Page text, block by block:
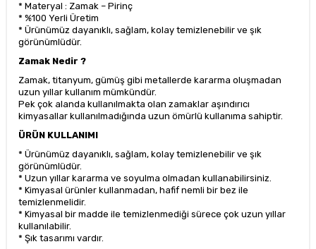
* Materyal : Zamak – Pirinç
* %100 Yerli Üretim
* Ürünümüz dayanıklı, sağlam, kolay temizlenebilir ve şık
görünümlüdür.
Zamak Nedir ?
Zamak, titanyum, gümüş gibi metallerde kararma oluşmadan
uzun yıllar kullanım mümkündür.
Pek çok alanda kullanılmakta olan zamaklar aşındırıcı
kimyasallar kullanılmadığında uzun ömürlü kullanıma sahiptir.
ÜRÜN KULLANIMI
* Ürünümüz dayanıklı, sağlam, kolay temizlenebilir ve şık
görünümlüdür.
* Uzun yıllar kararma ve soyulma olmadan kullanabilirsiniz.
* Kimyasal ürünler kullanmadan, hafif nemli bir bez ile
temizlenmelidir.
* Kimyasal bir madde ile temizlenmediği sürece çok uzun yıllar
kullanılabilir.
* Şık tasarımı vardır.